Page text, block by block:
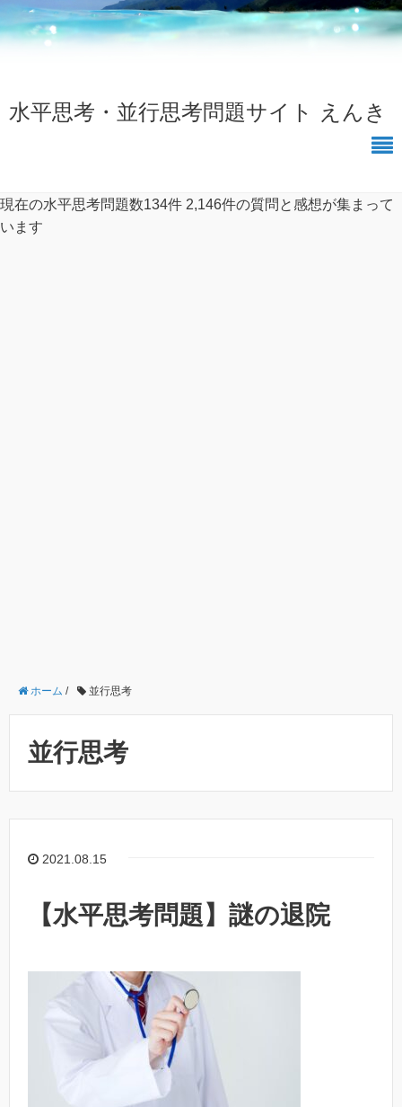
水平思考・並行思考問題サイト えんき
現在の水平思考問題数134件 2,146件の質問と感想が集まって
います
ホーム / 並行思考
並行思考
2021.08.15
【水平思考問題】謎の退院